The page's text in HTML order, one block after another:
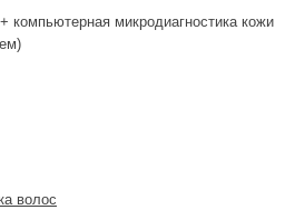
компьютерная микродиагностика кожи
волос